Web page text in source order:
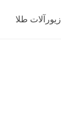
زیورآلات طلا